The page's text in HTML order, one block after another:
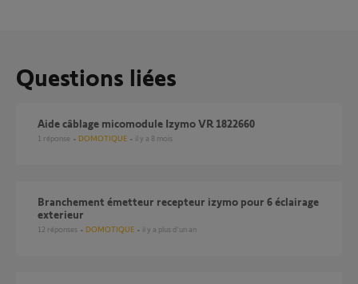
Questions liées
Aide câblage micomodule Izymo VR 1822660
1 réponse DOMOTIQUE il y a 8 mois
Branchement émetteur recepteur izymo pour 6 éclairage
exterieur
12 réponses DOMOTIQUE il y a plus d'un an